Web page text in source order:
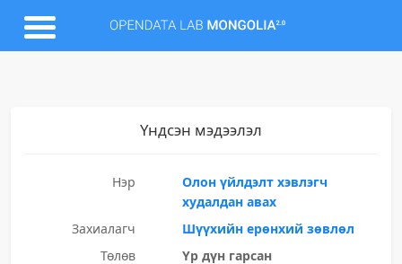
Үндсэн мэдээлэл
Нэр
Олон үйлдэлт хэвлэгч
худалдан авах
Захиалагч
Шүүхийн ерөнхий зөвлөл
Төлөв
Үр дүн гарсан